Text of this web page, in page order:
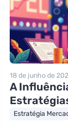
18 de junho de
A
Estratégia